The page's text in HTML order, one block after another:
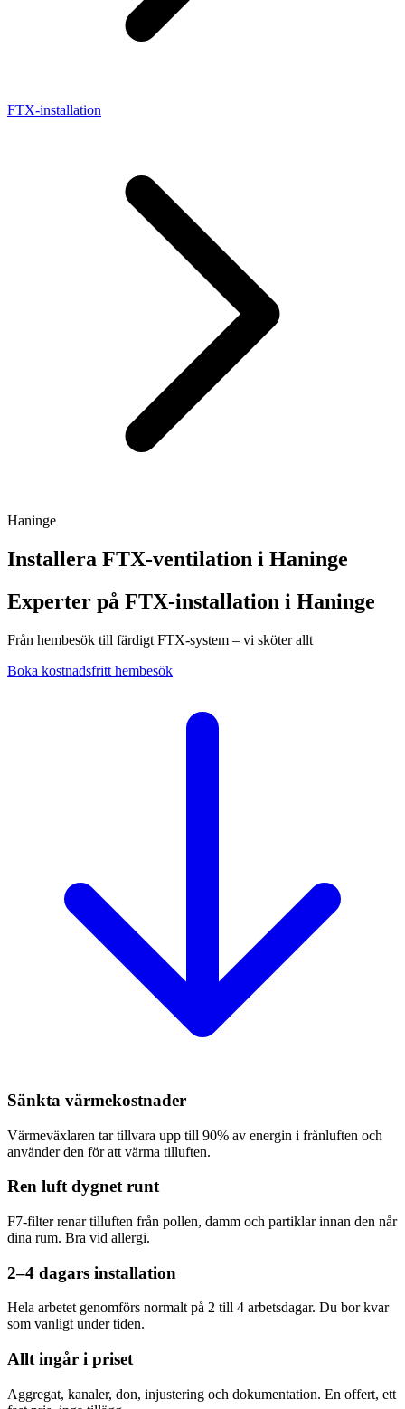
FTX-installation
Haninge
Installera FTX-ventilation i Haninge
Experter på FTX-installation i Haninge
Från hembesök till färdigt FTX-system – vi sköter allt
Boka kostnadsfritt hembesök
Sänkta värmekostnader
Värmeväxlaren tar tillvara upp till 90% av energin i frånluften och
använder den för att värma tilluften.
Ren luft dygnet runt
F7-filter renar tilluften från pollen, damm och partiklar innan den når
dina rum. Bra vid allergi.
2–4 dagars installation
Hela arbetet genomförs normalt på 2 till 4 arbetsdagar. Du bor kvar
som vanligt under tiden.
Allt ingår i priset
Aggregat, kanaler, don, injustering och dokumentation. En offert, ett